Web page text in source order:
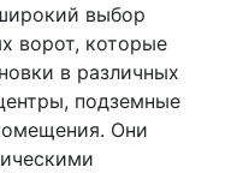
выбор
ворот, которые
в различных
подземные
Они